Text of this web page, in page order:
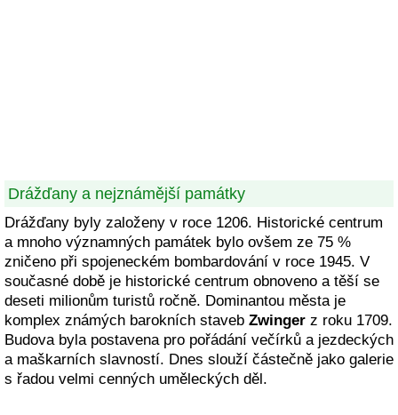
Drážďany a nejznámější památky
Drážďany byly založeny v roce 1206. Historické centrum
a mnoho významných památek bylo ovšem ze 75 %
zničeno při spojeneckém bombardování v roce 1945. V
současné době je historické centrum obnoveno a těší se
deseti milionům turistů ročně. Dominantou města je
komplex známých barokních staveb Zwinger z roku 1709.
Budova byla postavena pro pořádání večírků a jezdeckých
a maškarních slavností. Dnes slouží částečně jako galerie
s řadou velmi cenných uměleckých děl.